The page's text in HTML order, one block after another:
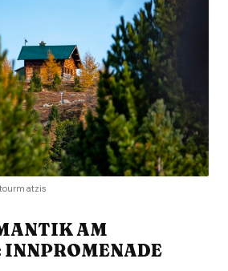
AM
INNPROMENADE